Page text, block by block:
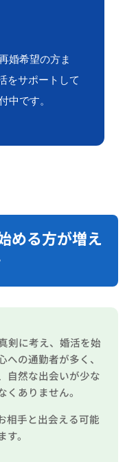
婚希望の方ま
をサポートして
中です。
める方が増え
剣に考え、婚活を始
の通勤者が多く、
自然な出会いが少な
ありません。
相手と出会える可能
。